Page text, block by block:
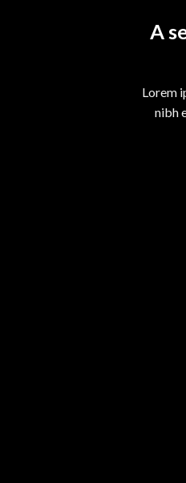
A
Lorem
nibh